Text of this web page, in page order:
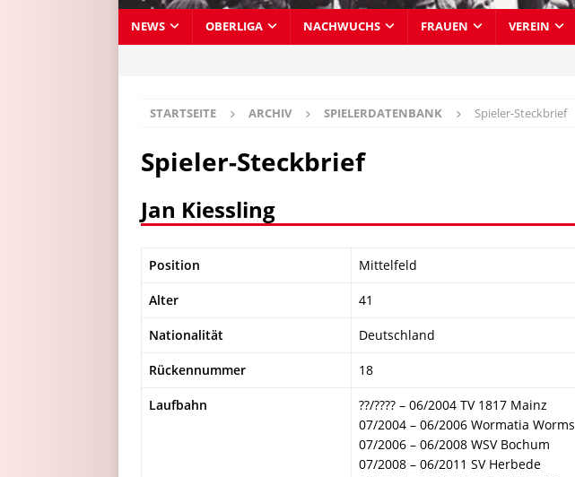
NEWS OBERLIGA NACHWUCHS FRAUEN VEREIN
STARTSEITE ARCHIV SPIELERDATENBANK Spieler-Steckbrief
Spieler-Steckbrief
Jan Kiessling
Position Mittelfeld
Alter 41
Nationalität Deutschland
Rückennummer 18
Laufbahn
??/???? – 06/2004 TV 1817 Mainz
07/2004 – 06/2006 Wormatia Worms
07/2006 – 06/2008 WSV Bochum
07/2008 – 06/2011 SV Herbede